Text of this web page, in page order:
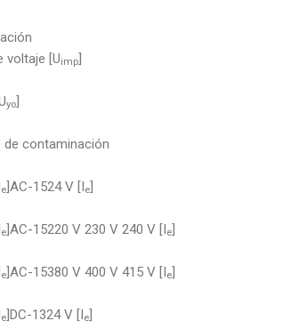
voltaje [Uimp]
yo]
contaminación
e]AC-1524 V [Ie]
e]AC-15220 V 230 V 240 V [Ie]
e]AC-15380 V 400 V 415 V [Ie]
e]DC-1324 V [Ie]